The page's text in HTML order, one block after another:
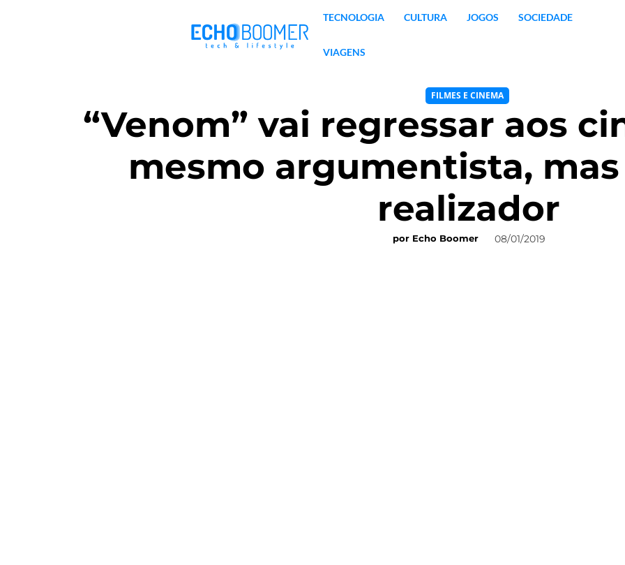
TECNOLOGIA CULTURA JOGOS SOCIEDADE
VIAGENS
FILMES E CINEMA
“Venom” vai regressar aos
mesmo argumentista,
realizador
por Echo Boomer 08/01/2019